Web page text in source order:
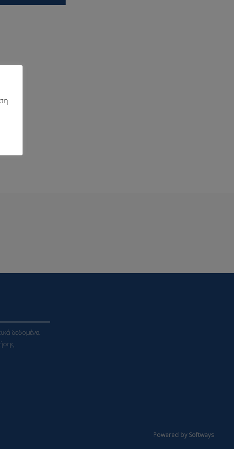
δεδομένα
Powered by Softways